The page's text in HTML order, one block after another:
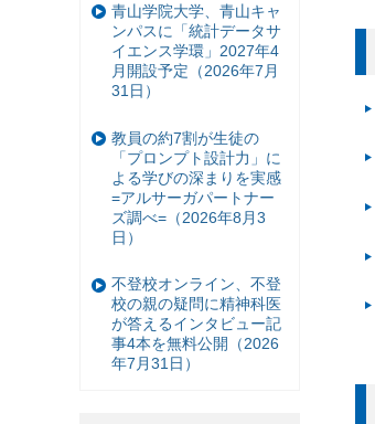
青山学院大学、青山キャ
ンパスに「統計データサ
イエンス学環」2027年4
月開設予定（2026年7月
31日）
教員の約7割が生徒の
「プロンプト設計力」に
よる学びの深まりを実感
=アルサーガパートナー
ズ調べ=（2026年8月3
日）
不登校オンライン、不登
校の親の疑問に精神科医
が答えるインタビュー記
事4本を無料公開（2026
年7月31日）